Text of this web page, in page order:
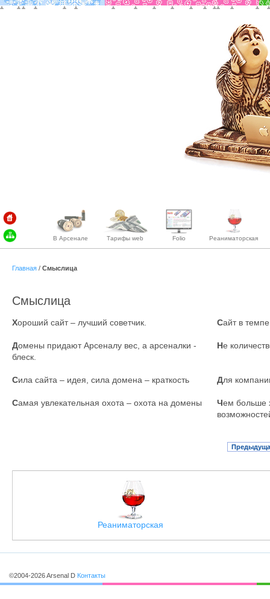
В Арсенале Тарифы web Folio Реаниматорская
Главная / Смыслица
Смыслица
Хороший сайт – лучший советчик. Сайт в
Домены придают Арсеналу вес, а арсеналки -
блеск.
Не
Сила сайта – идея, сила домена – краткость Для
Самая увлекательная охота – охота на домены Чем больше
Реаниматорская
©2004-2026 Arsenal D Контакты